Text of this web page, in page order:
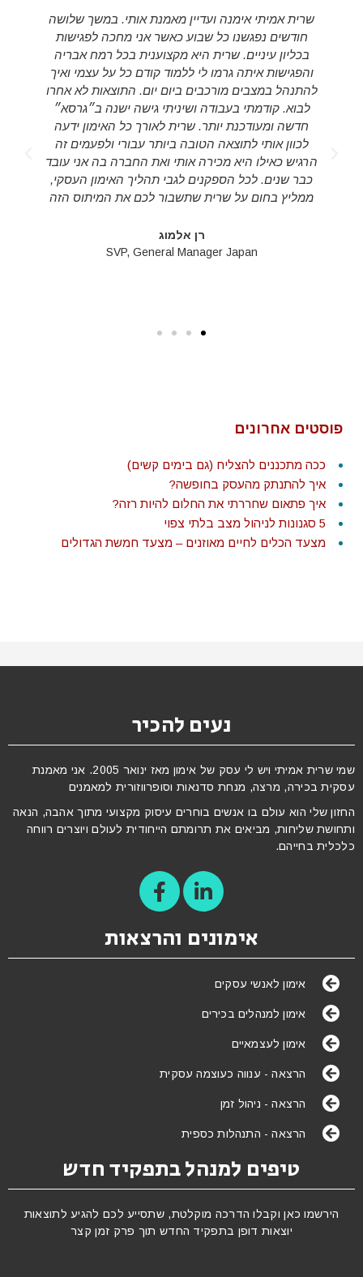
שרית אמיתי אימנה ועדיין מאמנת אותי. במשך שלושה
חודשים נפגשנו כל שבוע כאשר אני מחכה לפגישות
בכליון עיניים. שרית היא מקצוענית בכל רמח אבריה
והפגישות איתה גרמו לי ללמוד קודם כל על עצמי ואיך
להתנהל במצבים מורכבים ביום יום. התוצאות לא אחרו
לבוא. קודמתי בעבודה ושיניתי גישה ישנה ב״גרסא״
חדשה ומעודכנת יותר. שרית לאורך כל האימון ידעה
לכוון אותי לתוצאה הטובה ביותר עבורי ולפעמים זה
הרגיש כאילו היא מכירה אותי ואת החברה בה אני עובד
כבר שנים. לכל הספקנים לגבי תהליך האימון העסקי,
ממליץ בחום על שרית שתשבור לכם את המיתוס הזה
רן אלמוג
SVP, General Manager Japan
פוסטים אחרונים
ככה מתכננים להצליח (גם בימים קשים)
איך להתנתק מהעסק בחופשה?
איך פתאום שחררתי את החלום להיות רזה?
5 סגנונות לניהול מצב בלתי צפוי
מצעד הכלים לחיים מאוזנים – מצעד חמשת הגדולים
נעים להכיר
שמי שרית אמיתי ויש לי עסק של אימון מאז ינואר 2005. אני מאמנת
עסקית בכירה, מרצה, מנחת סדנאות וסופרווזורית למאמנים
החזון שלי הוא עולם בו אנשים בוחרים עיסוק מקצועי מתוך אהבה, הנאה
ותחושת שליחות, מביאים את תרומתם הייחודית לעולם ויוצרים רווחה
כלכלית בחייהם.
אימונים והרצאות
אימון לאנשי עסקים
אימון למנהלים בכירים
אימון לעצמאיים
הרצאה - ענווה כעוצמה עסקית
הרצאה - ניהול זמן
הרצאה - התנהלות כספית
טיפים למנהל בתפקיד חדש
הירשמו כאן וקבלו הדרכה מוקלטת, שתסייע לכם להגיע לתוצאות
יוצאות דופן בתפקיד החדש תוך פרק זמן קצר